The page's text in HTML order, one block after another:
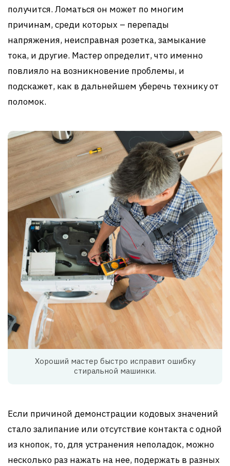
получится. Ломаться он может по многим
причинам, среди которых – перепады
напряжения, неисправная розетка, замыкание
тока, и другие. Мастер определит, что именно
повлияло на возникновение проблемы, и
подскажет, как в дальнейшем уберечь технику от
поломок.
Хороший мастер быстро исправит ошибку
стиральной машинки.
Если причиной демонстрации кодовых значений
стало залипание или отсутствие контакта с одной
из кнопок, то, для устранения неполадок, можно
несколько раз нажать на нее, подержать в разных